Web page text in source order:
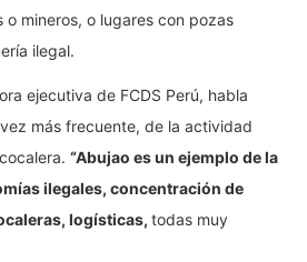
mineros, o lugares con pozas
ilegal.
ejecutiva de FCDS Perú, habla
más frecuente, de la actividad
“Abujao es un ejemplo de la
ilegales, concentración de
logísticas, todas muy